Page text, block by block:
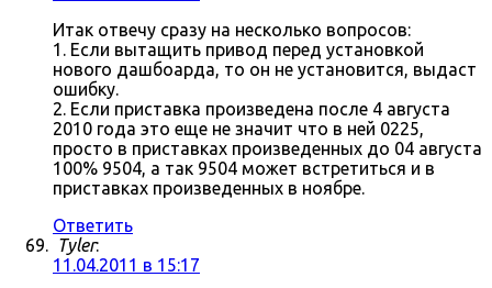
Итак отвечу сразу на несколько вопросов:
1. Если вытащить привод перед установкой
нового дашбоарда, то он не установится, выдаст
ошибку.
2. Если приставка произведена после 4 августа
2010 года это еще не значит что в ней 0225,
просто в приставках произведенных до 04 августа
100% 9504, а так 9504 может встретиться и в
приставках произведенных в ноябре.
Ответить
Tyler:
11.04.2011 в 15:17